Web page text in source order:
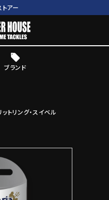
アー
ブランド
トリング・スイベル